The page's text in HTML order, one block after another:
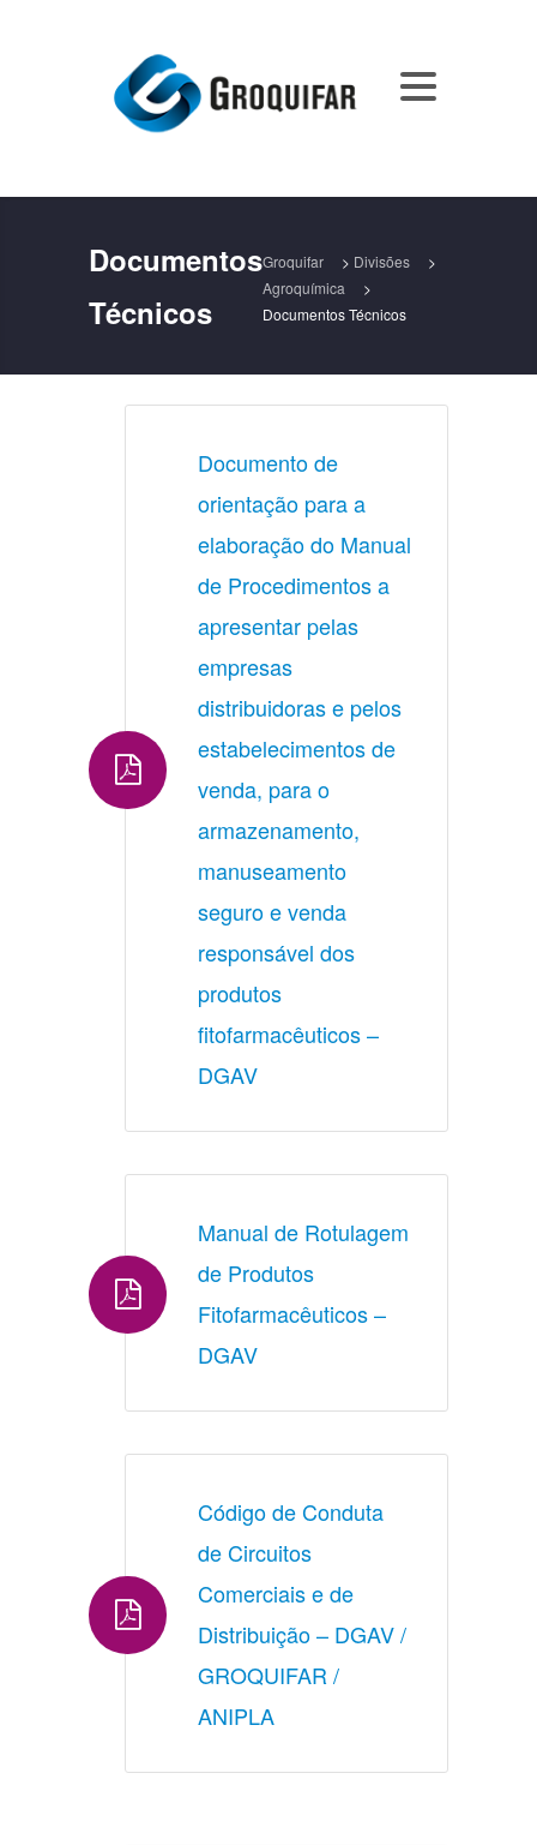
Documentos
Técnicos
Groquifar > Divisões
>
Agroquímica
>
Documentos Técnicos
Documento de
orientação para a
elaboração do Manual
de Procedimentos a
apresentar pelas
empresas
distribuidoras e pelos
estabelecimentos de
venda, para o
armazenamento,
manuseamento
seguro e venda
responsável dos
produtos
fitofarmacêuticos –
DGAV
Manual de Rotulagem
de Produtos
Fitofarmacêuticos –
DGAV
Código de Conduta
de Circuitos
Comerciais e de
Distribuição – DGAV /
GROQUIFAR /
ANIPLA